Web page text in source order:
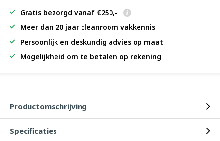
Gratis bezorgd vanaf €250,-
Meer dan 20 jaar cleanroom vakkennis
Persoonlijk en deskundig advies op maat
Mogelijkheid om te betalen op rekening
Productomschrijving
Specificaties